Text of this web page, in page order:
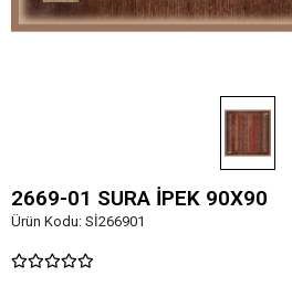
2669-01 SURA İPEK 90X90
Ürün Kodu: Sİ266901